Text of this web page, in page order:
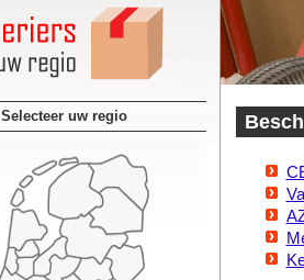
Selecteer uw regio